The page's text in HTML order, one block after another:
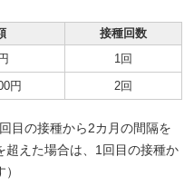
接種回数
1回
円 2回
目の接種から2カ月の間隔を
超えた場合は、1回目の接種か